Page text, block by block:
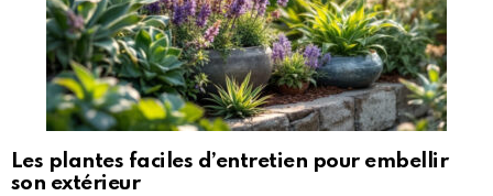
Les plantes faciles d’entretien pour embellir
son extérieur